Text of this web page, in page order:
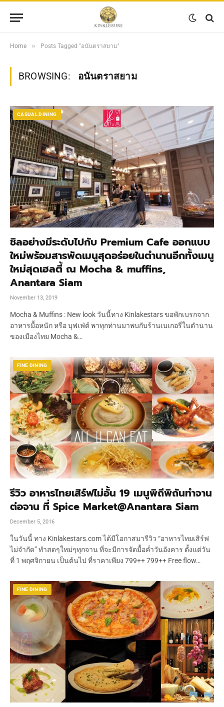
Home » Posts Tagged "อนันตราสยาม"
BROWSING: อนันตราสยาม
CASUAL DINING
ชิลอย่างมีระดับไปกับ Premium Cafe ออกแบบ
ใหม่พร้อมสารพัดเมนูสุดอร่อยในตำนานอีกทั้งเมนู
ใหม่สุดเฮลตี้ ณ Mocha & muffins,
Anantara Siam
November 13, 2019
Mocha & Muffins : New look วันนี้ทาง Kinlakestars ขอพักเบรกจาก
อาหารมื้อหนัก หรือ บุฟเฟ่ต์ พาทุกท่านมาพบกับร้านเบเกอรี่ในตำนาน
ของเมืองไทย Mocha &…
FINE DINING
รีวิว อาหารไทยเสิร์ฟไม่อั้น 19 เมนูพิถีพิถันทำจาน
ต่อจาน ที่ Spice Market@Anantara Siam
December 5, 2016
ในวันนี้ ทาง Kinlakestars.com ได้มีโอกาสมารีวิว “อาหารไทยเสิร์ฟ
ไม่จำกัด” ทำสดๆใหม่ๆทุกจาน ที่จะมีการจัดมื้อค่ำวันอังคาร ตั้งแต่วัน
ที่ 1 พฤศจิกายน เป็นต้นไป ที่ราคาเพียง 799++ 799++ Free flow…
FINE DINING